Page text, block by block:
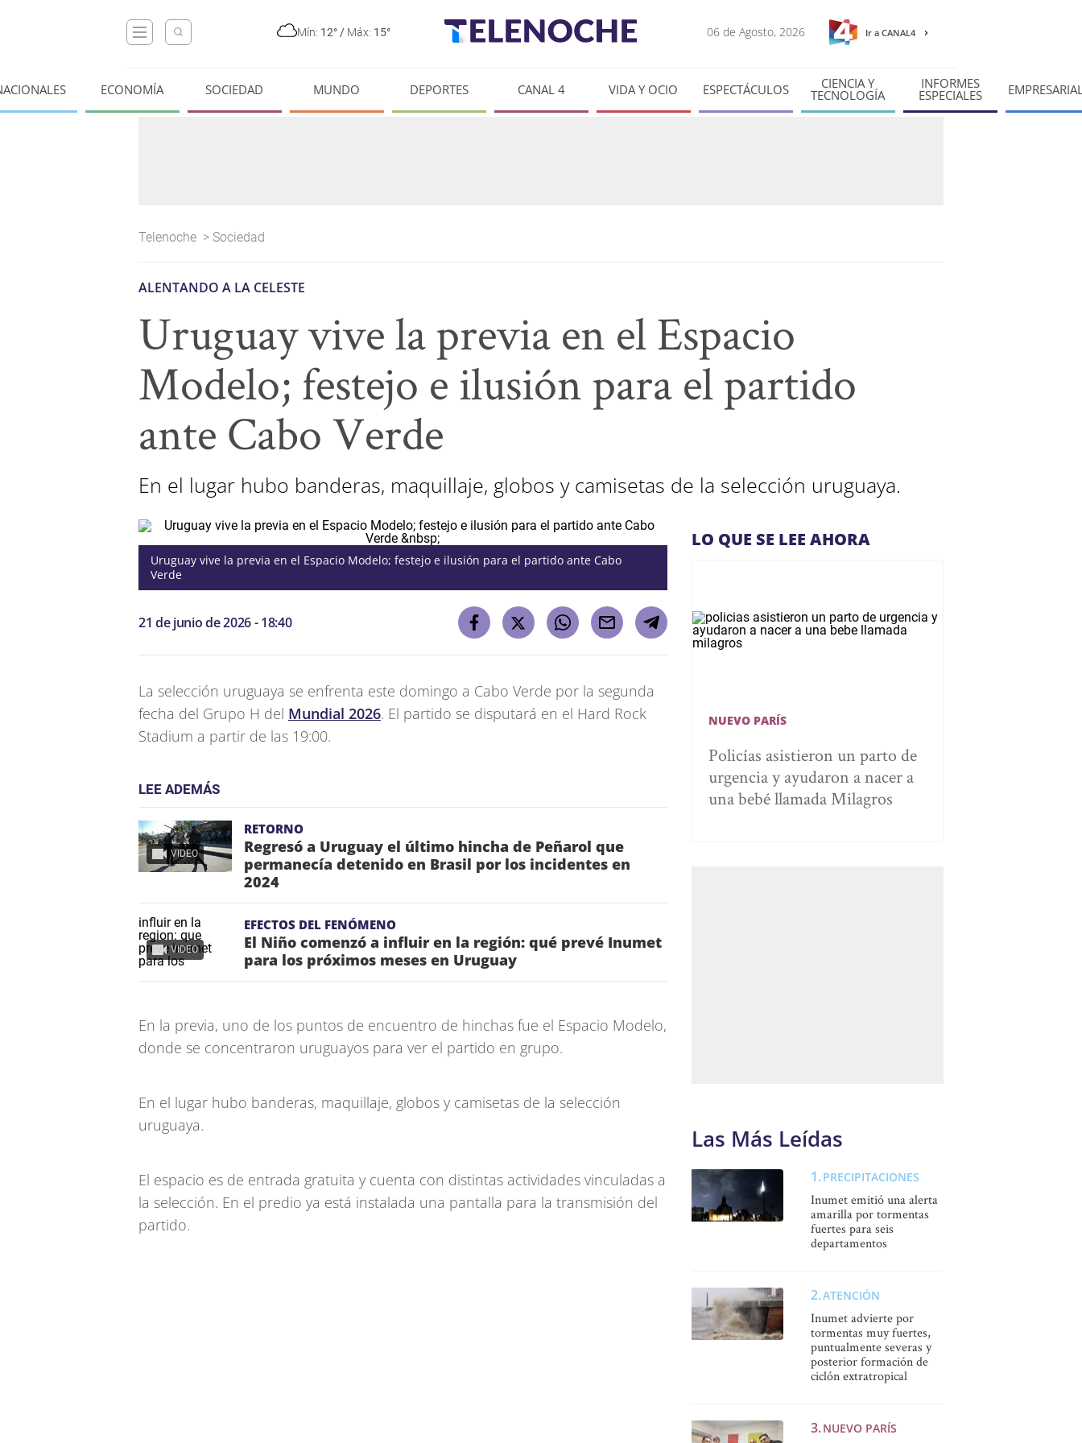
Mín: 12° / Máx: 15° 06 de Agosto, 2026 Ir a CANAL4
ECONOMÍA SOCIEDAD MUNDO DEPORTES CANAL 4 VIDA Y OCIO ESPECTÁCULOS CIENCIA Y
TECNOLOGÍA
INFORMES
ESPECIALES
Telenoche > Sociedad
ALENTANDO A LA CELESTE
Uruguay vive la previa en el Espacio
Modelo; festejo e ilusión para el partido
ante Cabo Verde
En el lugar hubo banderas, maquillaje, globos y camisetas de la selección uruguaya.
Uruguay vive la previa en el Espacio Modelo; festejo e ilusión para el partido ante Cabo
Verde
21 de junio de 2026 - 18:40
La selección uruguaya se enfrenta este domingo a Cabo Verde por la segunda
fecha del Grupo H del Mundial 2026. El partido se disputará en el Hard Rock
Stadium a partir de las 19:00.
LEE ADEMÁS
VIDEO
RETORNO
Regresó a Uruguay el último hincha de Peñarol que
permanecía detenido en Brasil por los incidentes en
2024
VIDEO
EFECTOS DEL FENÓMENO
El Niño comenzó a influir en la región: qué prevé Inumet
para los próximos meses en Uruguay
En la previa, uno de los puntos de encuentro de hinchas fue el Espacio Modelo,
donde se concentraron uruguayos para ver el partido en grupo.
En el lugar hubo banderas, maquillaje, globos y camisetas de la selección
uruguaya.
El espacio es de entrada gratuita y cuenta con distintas actividades vinculadas a
la selección. En el predio ya está instalada una pantalla para la transmisión del
partido.
LO QUE SE LEE AHORA
NUEVO PARÍS
Policías asistieron un parto de
urgencia y ayudaron a nacer a
una bebé llamada Milagros
Las Más Leídas
PRECIPITACIONES
Inumet emitió una alerta
amarilla por tormentas
fuertes para seis
departamentos
ATENCIÓN
Inumet advierte por
tormentas muy fuertes,
puntualmente severas y
posterior formación de
ciclón extratropical
NUEVO PARÍS